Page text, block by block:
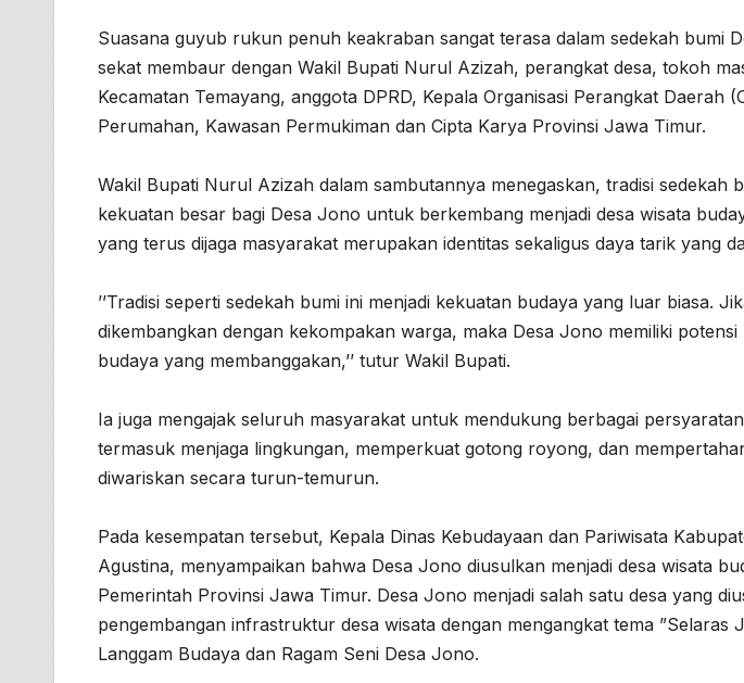
Suasana guyub rukun penuh keakraban sangat terasa dalam sedekah bumi
sekat membaur dengan Wakil Bupati Nurul Azizah, perangkat desa, tokoh
Kecamatan Temayang, anggota DPRD, Kepala Organisasi Perangkat Daerah
Perumahan, Kawasan Permukiman dan Cipta Karya Provinsi Jawa Timur.
Wakil Bupati Nurul Azizah dalam sambutannya menegaskan, tradisi sedekah
kekuatan besar bagi Desa Jono untuk berkembang menjadi desa wisata
yang terus dijaga masyarakat merupakan identitas sekaligus daya tarik yang
’’Tradisi seperti sedekah bumi ini menjadi kekuatan budaya yang luar biasa.
dikembangkan dengan kekompakan warga, maka Desa Jono memiliki potensi
budaya yang membanggakan,’’ tutur Wakil Bupati.
Ia juga mengajak seluruh masyarakat untuk mendukung berbagai
termasuk menjaga lingkungan, memperkuat gotong royong, dan
diwariskan secara turun-temurun.
Pada kesempatan tersebut, Kepala Dinas Kebudayaan dan Pariwisata
Agustina, menyampaikan bahwa Desa Jono diusulkan menjadi desa wisata
Pemerintah Provinsi Jawa Timur. Desa Jono menjadi salah satu desa yang
pengembangan infrastruktur desa wisata dengan mengangkat tema ”Selaras
Langgam Budaya dan Ragam Seni Desa Jono.